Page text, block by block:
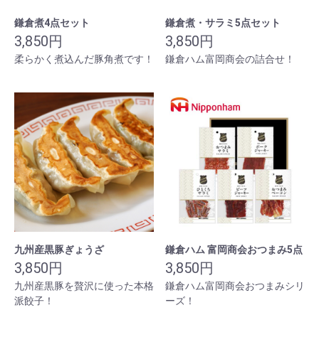
鎌倉煮4点セット
3,850円
柔らかく煮込んだ豚角煮です！
鎌倉煮・サラミ5点セット
3,850円
鎌倉ハム富岡商会の詰合せ！
九州産黒豚ぎょうざ
3,850円
九州産黒豚を贅沢に使った本格
派餃子！
鎌倉ハム 富岡商会おつまみ5点
3,850円
鎌倉ハム富岡商会おつまみシリ
ーズ！